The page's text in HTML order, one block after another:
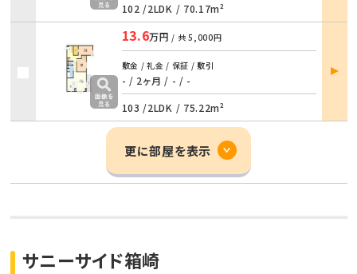
102 /2LDK / 70.17m²
13.6万円 / 共5,000円
敷金 / 礼金 / 保証 / 敷引
- / 2ヶ月 / - / -
103 /2LDK / 75.22m²
部屋
詳細
更に部屋を表示
サニーサイド箱崎